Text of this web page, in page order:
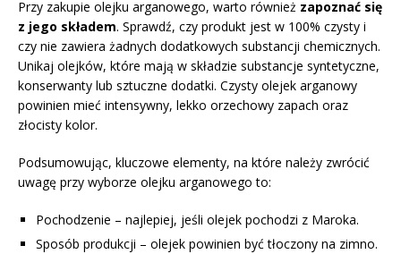
Przy zakupie olejku arganowego, warto również zapoznać się
z jego składem. Sprawdź, czy produkt jest w 100% czysty i
czy nie zawiera żadnych dodatkowych substancji chemicznych.
Unikaj olejków, które mają w składzie substancje syntetyczne,
konserwanty lub sztuczne dodatki. Czysty olejek arganowy
powinien mieć intensywny, lekko orzechowy zapach oraz
złocisty kolor.
Podsumowując, kluczowe elementy, na które należy zwrócić
uwagę przy wyborze olejku arganowego to:
Pochodzenie – najlepiej, jeśli olejek pochodzi z Maroka.
Sposób produkcji – olejek powinien być tłoczony na zimno.